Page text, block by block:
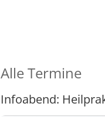
Alle Termine
Infoabend: